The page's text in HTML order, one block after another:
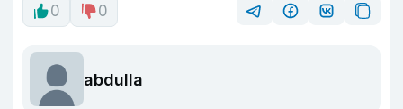
0 0
abdulla